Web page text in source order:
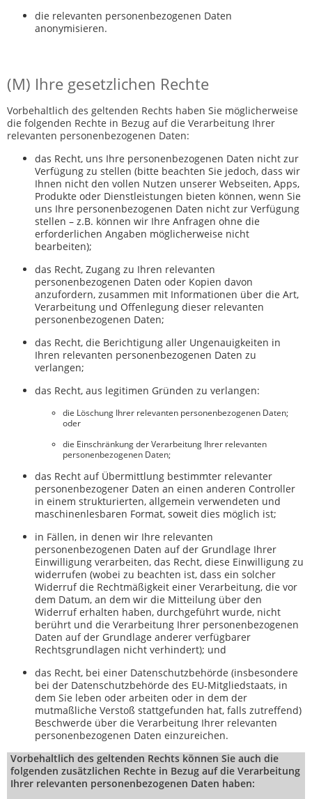
die relevanten personenbezogenen Daten
anonymisieren.
(M) Ihre gesetzlichen Rechte
Vorbehaltlich des geltenden Rechts haben Sie möglicherweise
die folgenden Rechte in Bezug auf die Verarbeitung Ihrer
relevanten personenbezogenen Daten:
das Recht, uns Ihre personenbezogenen Daten nicht zur
Verfügung zu stellen (bitte beachten Sie jedoch, dass wir
Ihnen nicht den vollen Nutzen unserer Webseiten, Apps,
Produkte oder Dienstleistungen bieten können, wenn Sie
uns Ihre personenbezogenen Daten nicht zur Verfügung
stellen – z.B. können wir Ihre Anfragen ohne die
erforderlichen Angaben möglicherweise nicht
bearbeiten);
das Recht, Zugang zu Ihren relevanten
personenbezogenen Daten oder Kopien davon
anzufordern, zusammen mit Informationen über die Art,
Verarbeitung und Offenlegung dieser relevanten
personenbezogenen Daten;
das Recht, die Berichtigung aller Ungenauigkeiten in
Ihren relevanten personenbezogenen Daten zu
verlangen;
das Recht, aus legitimen Gründen zu verlangen:
die Löschung Ihrer relevanten personenbezogenen Daten;
oder
die Einschränkung der Verarbeitung Ihrer relevanten
personenbezogenen Daten;
das Recht auf Übermittlung bestimmter relevanter
personenbezogener Daten an einen anderen Controller
in einem strukturierten, allgemein verwendeten und
maschinenlesbaren Format, soweit dies möglich ist;
in Fällen, in denen wir Ihre relevanten
personenbezogenen Daten auf der Grundlage Ihrer
Einwilligung verarbeiten, das Recht, diese Einwilligung zu
widerrufen (wobei zu beachten ist, dass ein solcher
Widerruf die Rechtmäßigkeit einer Verarbeitung, die vor
dem Datum, an dem wir die Mitteilung über den
Widerruf erhalten haben, durchgeführt wurde, nicht
berührt und die Verarbeitung Ihrer personenbezogenen
Daten auf der Grundlage anderer verfügbarer
Rechtsgrundlagen nicht verhindert); und
das Recht, bei einer Datenschutzbehörde (insbesondere
bei der Datenschutzbehörde des EU-Mitgliedstaats, in
dem Sie leben oder arbeiten oder in dem der
mutmaßliche Verstoß stattgefunden hat, falls zutreffend)
Beschwerde über die Verarbeitung Ihrer relevanten
personenbezogenen Daten einzureichen.
Vorbehaltlich des geltenden Rechts können Sie auch die
folgenden zusätzlichen Rechte in Bezug auf die Verarbeitung
Ihrer relevanten personenbezogenen Daten haben: